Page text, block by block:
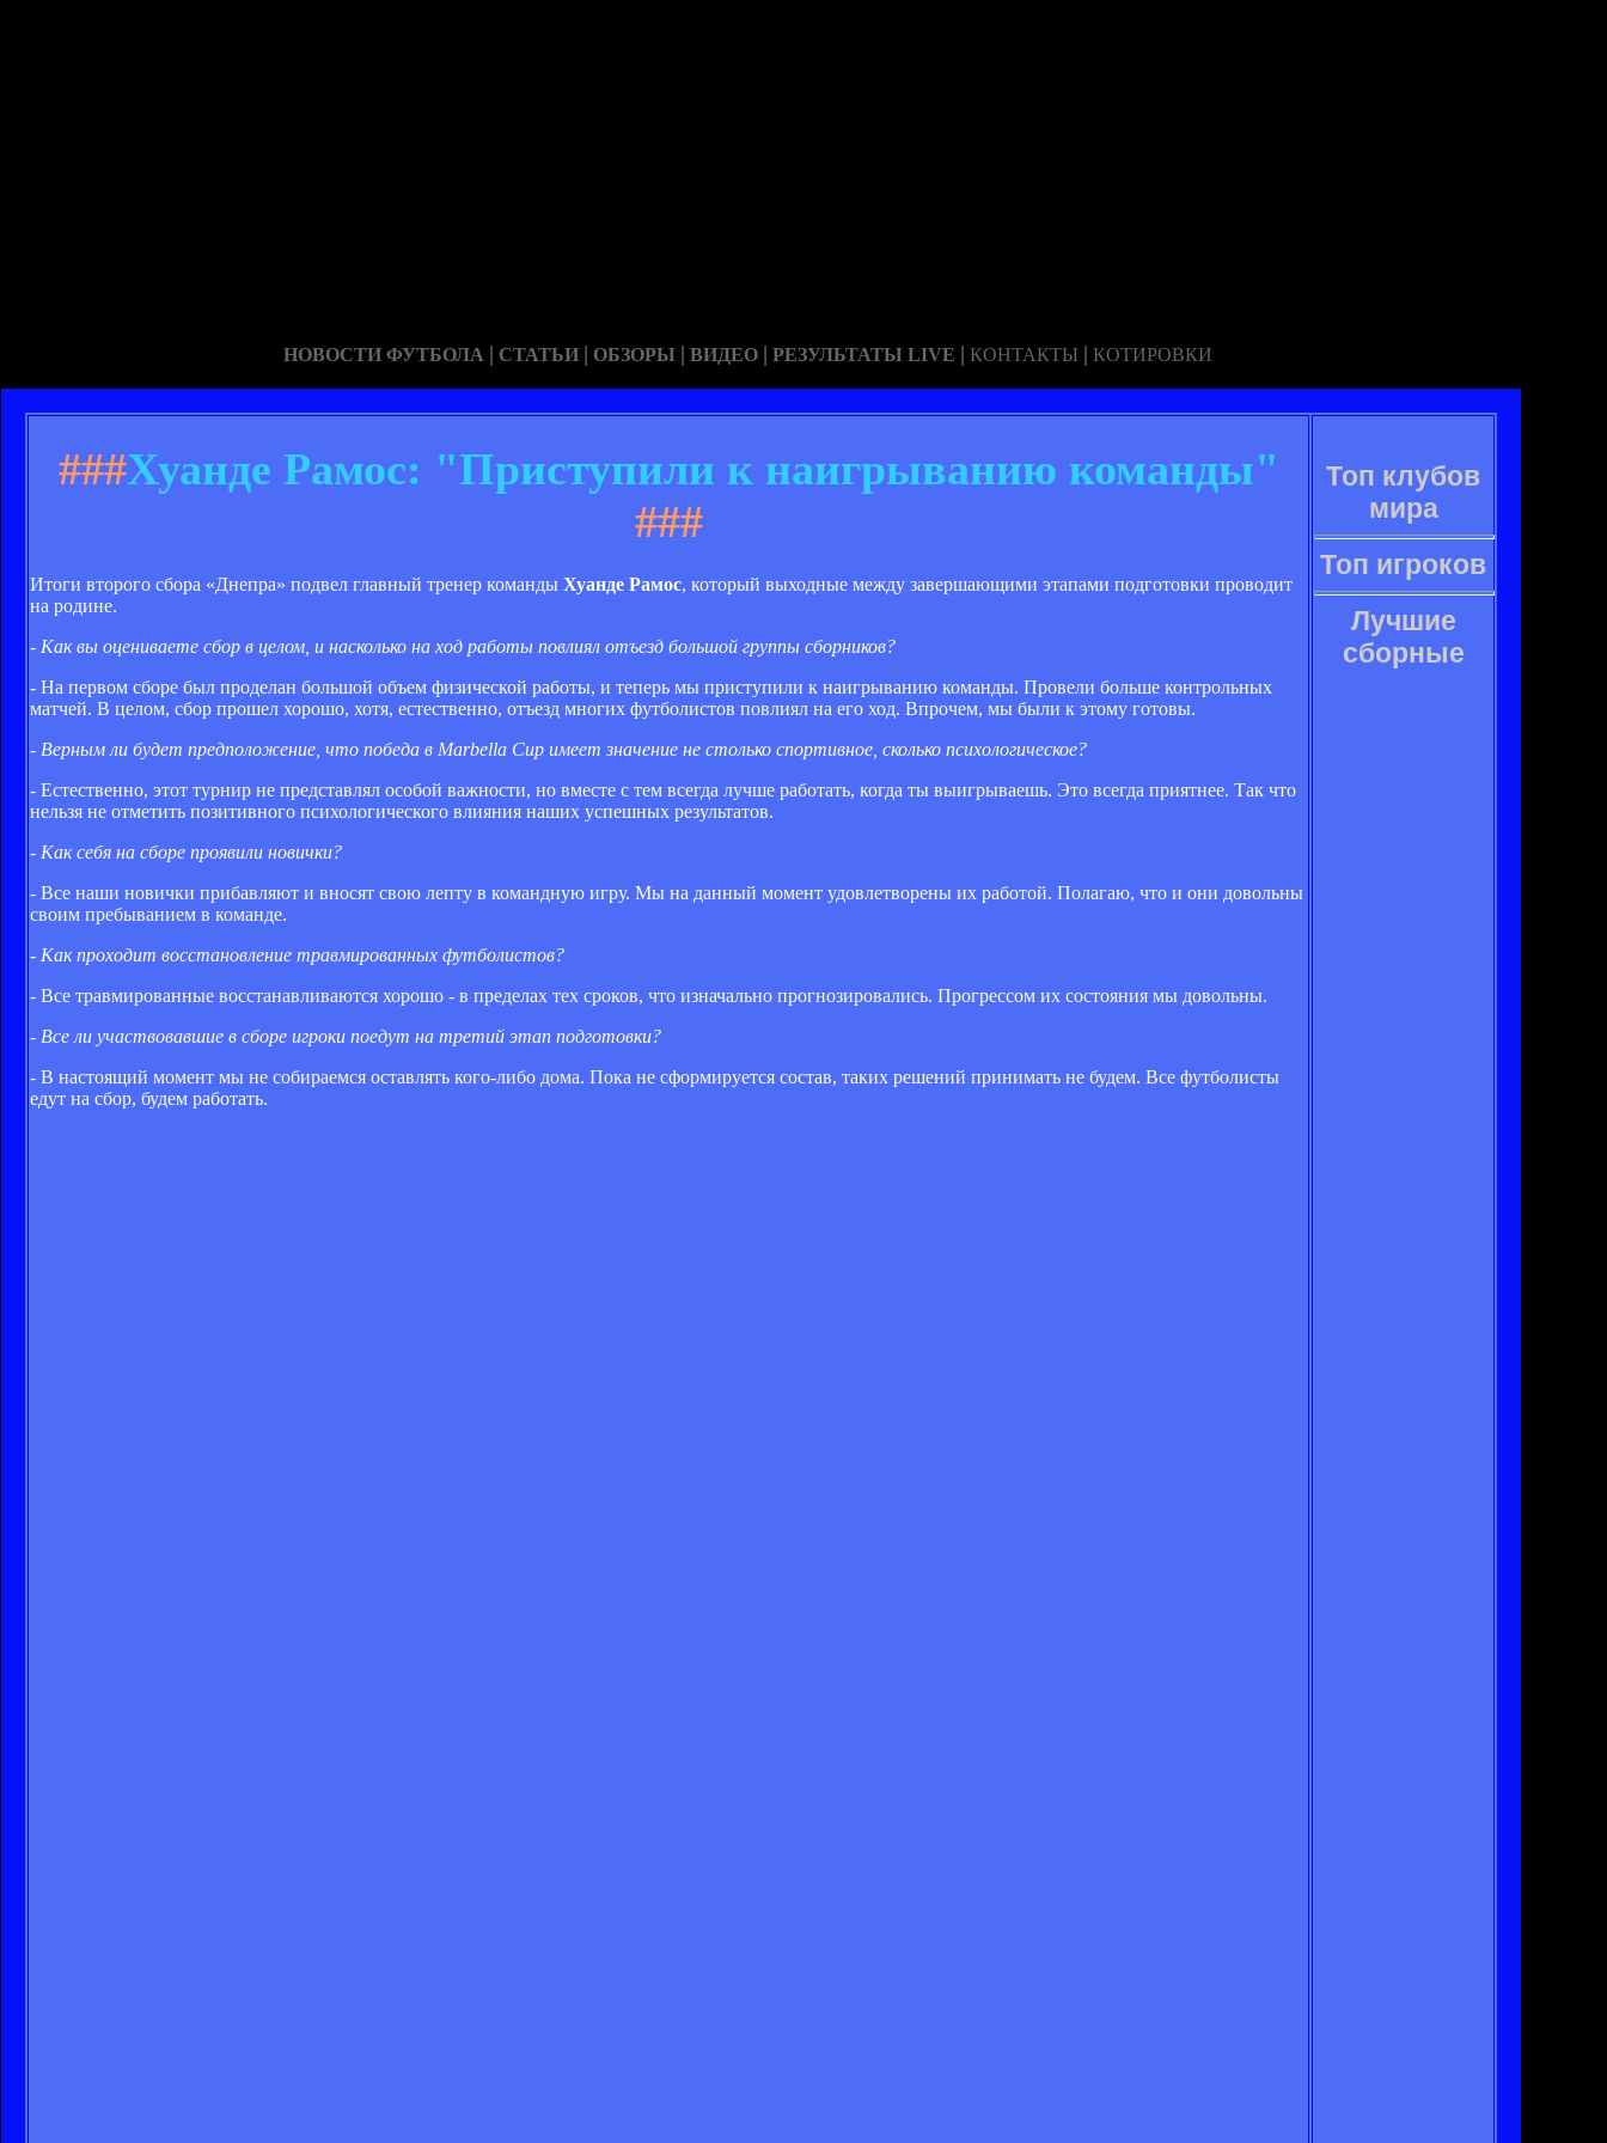
НОВОСТИ ФУТБОЛА | СТАТЬИ | ОБЗОРЫ | ВИДЕО | РЕЗУЛЬТАТЫ LIVE | КОНТАКТЫ | КОТИРОВКИ
###Хуанде Рамос: "Приступили к наигрыванию команды"
###
Итоги второго сбора «Днепра» подвел главный тренер команды Хуанде Рамос, который выходные между завершающими этапами подготовки проводит
на родине.
- Как вы оцениваете сбор в целом, и насколько на ход работы повлиял отъезд большой группы сборников?
- На первом сборе был проделан большой объем физической работы, и теперь мы приступили к наигрыванию команды. Провели больше контрольных
матчей. В целом, сбор прошел хорошо, хотя, естественно, отъезд многих футболистов повлиял на его ход. Впрочем, мы были к этому готовы.
- Верным ли будет предположение, что победа в Marbella Cup имеет значение не столько спортивное, сколько психологическое?
- Естественно, этот турнир не представлял особой важности, но вместе с тем всегда лучше работать, когда ты выигрываешь. Это всегда приятнее. Так что
нельзя не отметить позитивного психологического влияния наших успешных результатов.
- Как себя на сборе проявили новички?
- Все наши новички прибавляют и вносят свою лепту в командную игру. Мы на данный момент удовлетворены их работой. Полагаю, что и они довольны
своим пребыванием в команде.
- Как проходит восстановление травмированных футболистов?
- Все травмированные восстанавливаются хорошо - в пределах тех сроков, что изначально прогнозировались. Прогрессом их состояния мы довольны.
- Все ли участвовавшие в сборе игроки поедут на третий этап подготовки?
- В настоящий момент мы не собираемся оставлять кого-либо дома. Пока не сформируется состав, таких решений принимать не будем. Все футболисты
едут на сбор, будем работать.
Топ клубов
мира
Топ игроков
Лучшие
сборные